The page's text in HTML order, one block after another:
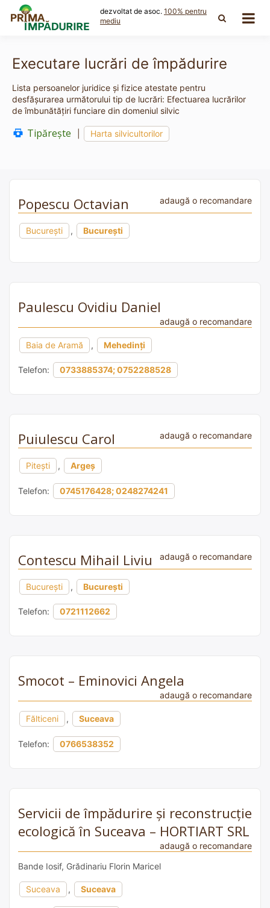
content
dezvoltat de asoc. 100% pentru
mediu
Executare lucrări de împădurire
Lista persoanelor juridice și fizice atestate pentru
desfășurarea următorului tip de lucrări: Efectuarea lucrărilor
de îmbunătăţiri funciare din domeniul silvic
Tipărește Harta silvicultorilor
Popescu Octavian adaugă o recomandare
București , București
Paulescu Ovidiu Daniel
adaugă o recomandare
Baia de Aramă , Mehedinți
Telefon: 0733885374; 0752288528
Puiulescu Carol adaugă o recomandare
Pitești , Argeș
Telefon: 0745176428; 0248274241
Contescu Mihail Liviu adaugă o recomandare
București , București
Telefon: 0721112662
Smocot – Eminovici Angela
adaugă o recomandare
Fălticeni , Suceava
Telefon: 0766538352
Servicii de împădurire și reconstrucție
ecologică în Suceava – HORTIART SRL
adaugă o recomandare
Bande Iosif, Grădinariu Florin Maricel
Suceava , Suceava